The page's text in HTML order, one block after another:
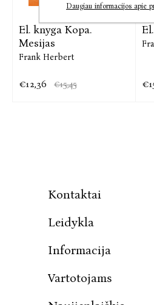
El. knyga Kopa.
Mesijas
Frank Herbert
€12,36 €15,45
Kontaktai
Leidykla
Informacija
Vartotojams
Daugiau informacijos apie